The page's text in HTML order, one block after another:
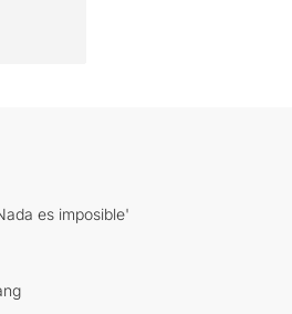
es imposible'